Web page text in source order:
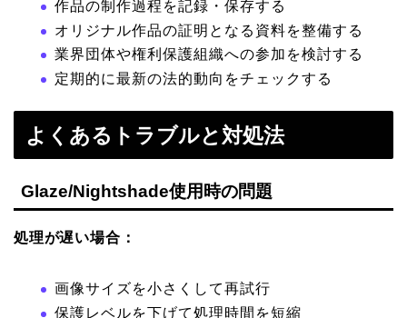
作品の制作過程を記録・保存する
オリジナル作品の証明となる資料を整備する
業界団体や権利保護組織への参加を検討する
定期的に最新の法的動向をチェックする
よくあるトラブルと対処法
Glaze/Nightshade使用時の問題
処理が遅い場合：
画像サイズを小さくして再試行
保護レベルを下げて処理時間を短縮